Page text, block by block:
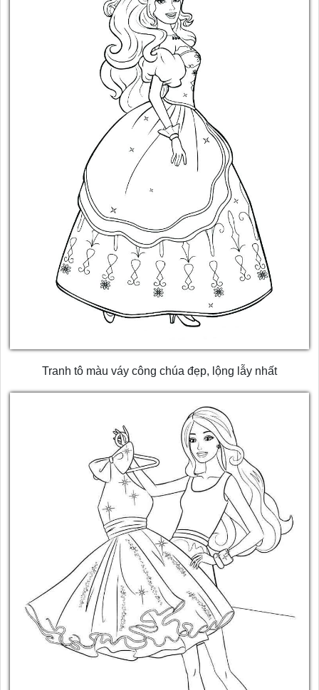
Tranh tô màu váy công chúa đẹp, lộng lẫy nhất